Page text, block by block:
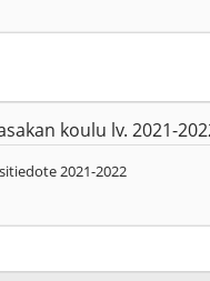
koulu lv. 2021-
2021-2022